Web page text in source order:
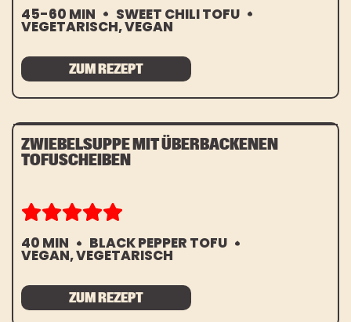
45-60 MIN SWEET CHILI TOFU
VEGETARISCH, VEGAN
ZUM REZEPT
ZWIEBELSUPPE MIT ÜBERBACKENEN
TOFUSCHEIBEN
40 MIN BLACK PEPPER TOFU
VEGAN, VEGETARISCH
ZUM REZEPT